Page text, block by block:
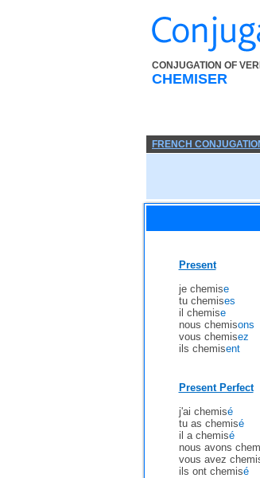
CONJUGATION OF
CHEMISER
FRENCH
Present
je chemise
tu chemises
il chemise
nous chemisons
vous chemisez
ils chemisent
Present Perfect
j'ai chemisé
tu as chemisé
il a chemisé
nous avons
vous avez
ils ont chemisé